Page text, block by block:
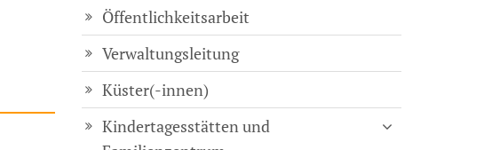
Öffentlichkeitsarbeit
Verwaltungsleitung
Küster(-innen)
Kindertagesstätten und